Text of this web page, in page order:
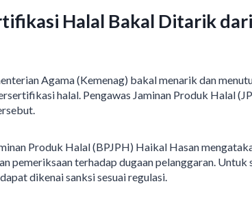
Halal Bakal Ditarik
Agama (Kemenag) bakal menarik dan
halal. Pengawas Jaminan Produk Halal
Produk Halal (BPJPH) Haikal Hasan
pemeriksaan terhadap dugaan pelanggaran. Untuk
dikenai sanksi sesuai regulasi.